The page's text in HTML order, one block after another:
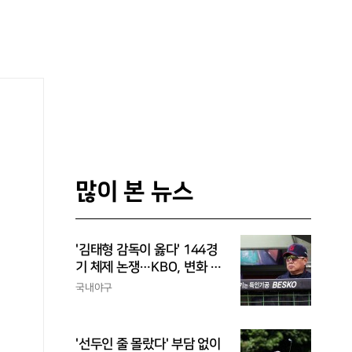
많이 본 뉴스
'김태형 감독이 옳다' 144경
기 체제 논쟁…KBO, 변화 고
민해야, 환경에 맞는 경기 수
국내야구
'선두인 줄 몰랐다' 부담 없이